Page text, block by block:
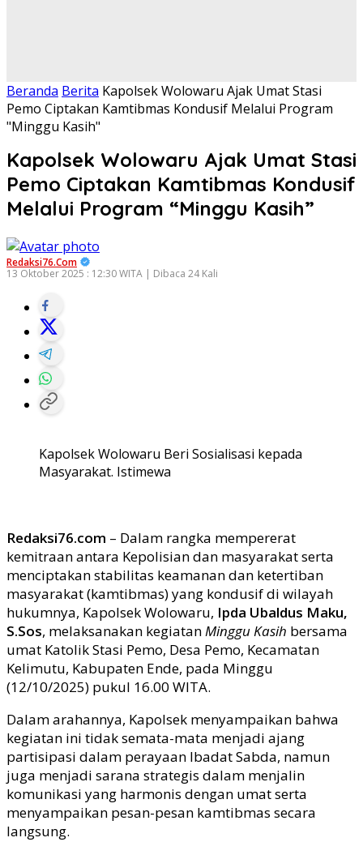
Beranda Berita Kapolsek Wolowaru Ajak Umat Stasi
Pemo Ciptakan Kamtibmas Kondusif Melalui Program
"Minggu Kasih"
Kapolsek Wolowaru Ajak Umat Stasi
Pemo Ciptakan Kamtibmas Kondusif
Melalui Program “Minggu Kasih”
Redaksi76.com
13 Oktober 2025 : 12:30 WITA | Dibaca 24 Kali
Kapolsek Wolowaru Beri Sosialisasi kepada
Masyarakat. Istimewa
Redaksi76.com – Dalam rangka mempererat
kemitraan antara Kepolisian dan masyarakat serta
menciptakan stabilitas keamanan dan ketertiban
masyarakat (kamtibmas) yang kondusif di wilayah
hukumnya, Kapolsek Wolowaru, Ipda Ubaldus Maku,
S.Sos, melaksanakan kegiatanMinggu Kasih bersama
umat Katolik Stasi Pemo, Desa Pemo, Kecamatan
Kelimutu, Kabupaten Ende, pada Minggu
(12/10/2025) pukul 16.00 WITA.
Dalam arahannya, Kapolsek menyampaikan bahwa
kegiatan ini tidak semata-mata menjadi ajang
partisipasi dalam perayaan Ibadat Sabda, namun
juga menjadi sarana strategis dalam menjalin
komunikasi yang harmonis dengan umat serta
menyampaikan pesan-pesan kamtibmas secara
langsung.